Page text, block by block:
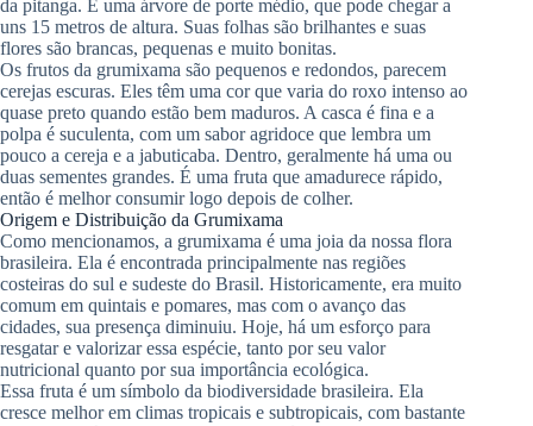
da pitanga. É uma árvore de porte médio, que pode chegar a
uns 15 metros de altura. Suas folhas são brilhantes e suas
flores são brancas, pequenas e muito bonitas.
Os frutos da grumixama são pequenos e redondos, parecem
cerejas escuras. Eles têm uma cor que varia do roxo intenso ao
quase preto quando estão bem maduros. A casca é fina e a
polpa é suculenta, com um sabor agridoce que lembra um
pouco a cereja e a jabuticaba. Dentro, geralmente há uma ou
duas sementes grandes. É uma fruta que amadurece rápido,
então é melhor consumir logo depois de colher.
Origem e Distribuição da Grumixama
Como mencionamos, a grumixama é uma joia da nossa flora
brasileira. Ela é encontrada principalmente nas regiões
costeiras do sul e sudeste do Brasil. Historicamente, era muito
comum em quintais e pomares, mas com o avanço das
cidades, sua presença diminuiu. Hoje, há um esforço para
resgatar e valorizar essa espécie, tanto por seu valor
nutricional quanto por sua importância ecológica.
Essa fruta é um símbolo da biodiversidade brasileira. Ela
cresce melhor em climas tropicais e subtropicais, com bastante